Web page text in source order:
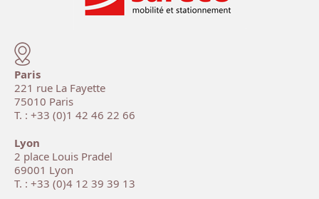
Paris
221 rue La Fayette
75010 Paris
T. : +33 (0)1 42 46 22 66
Lyon
2 place Louis Pradel
69001 Lyon
T. : +33 (0)4 12 39 39 13